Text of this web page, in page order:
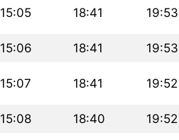
15:05 18:41 19:53
15:06 18:41 19:53
15:07 18:41 19:52
15:08 18:40 19:52